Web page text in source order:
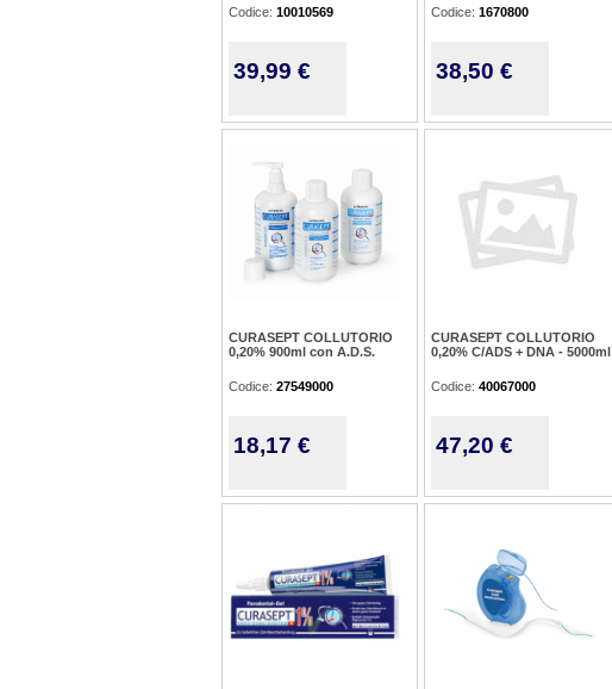
Codice: 10010569
39,99 €
Codice: 1670800
38,50 €
CURASEPT COLLUTORIO
0,20% 900ml con A.D.S.
Codice: 27549000
18,17 €
CURASEPT COLLUTORIO
0,20% C/ADS + DNA - 5000ml
Codice: 40067000
47,20 €